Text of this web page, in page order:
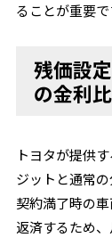
ることが重要で
残価設
の金利
トヨタが提供
ジットと通常
契約満了時の
返済するため